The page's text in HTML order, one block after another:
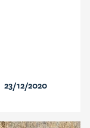
23/12/2020